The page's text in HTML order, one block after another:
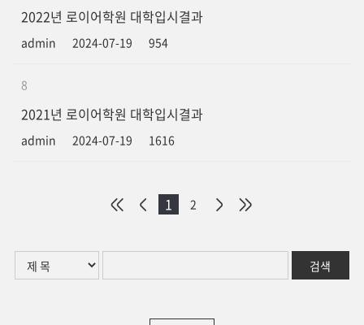
2022년 로이어학원 대학입시결과
admin 2024-07-19 954
8
2021년 로이어학원 대학입시결과
admin 2024-07-19 1616
1 2